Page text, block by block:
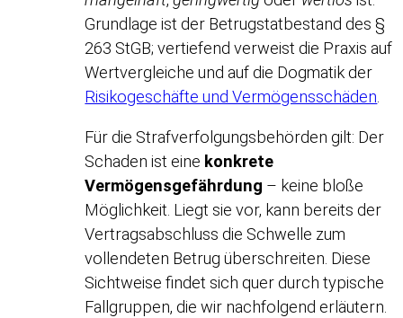
Grundlage ist der Betrugstatbestand des §
263 StGB; vertiefend verweist die Praxis auf
Wertvergleiche und auf die Dogmatik der
Risikogeschäfte und Vermögensschäden
Für die Strafverfolgungsbehörden gilt: Der
Schaden ist eine konkrete
Vermögensgefährdung – keine bloße
Möglichkeit. Liegt sie vor, kann bereits der
Vertragsabschluss die Schwelle zum
vollendeten Betrug überschreiten. Diese
Sichtweise findet sich quer durch typische
Fallgruppen, die wir nachfolgend erläutern.